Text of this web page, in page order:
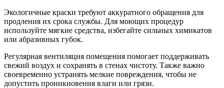
Экологичные краски требуют аккуратного обращения для
продления их срока службы. Для моющих процедур
используйте мягкие средства, избегайте сильных химикатов
или абразивных губок.
Регулярная вентиляция помещения помогает поддерживать
свежий воздух и сохранять в стенах чистоту. Также важно
своевременно устранять мелкие повреждения, чтобы не
допустить проникновения влаги или грязи.